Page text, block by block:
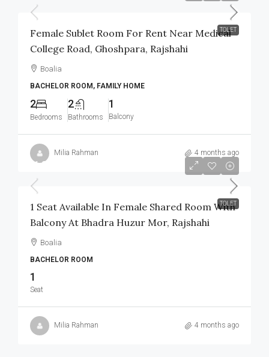
TOLET
Female Sublet Room For Rent Near Medical
College Road, Ghoshpara, Rajshahi
Boalia
BACHELOR ROOM, FAMILY HOME
2
Bedrooms
2
Bathrooms
1
Balcony
Milia Rahman 4 months ago
TOLET
৳1,800
1 Seat Available In Female Shared Room With
Balcony At Bhadra Huzur Mor, Rajshahi
Boalia
BACHELOR ROOM
1
Seat
Milia Rahman 4 months ago